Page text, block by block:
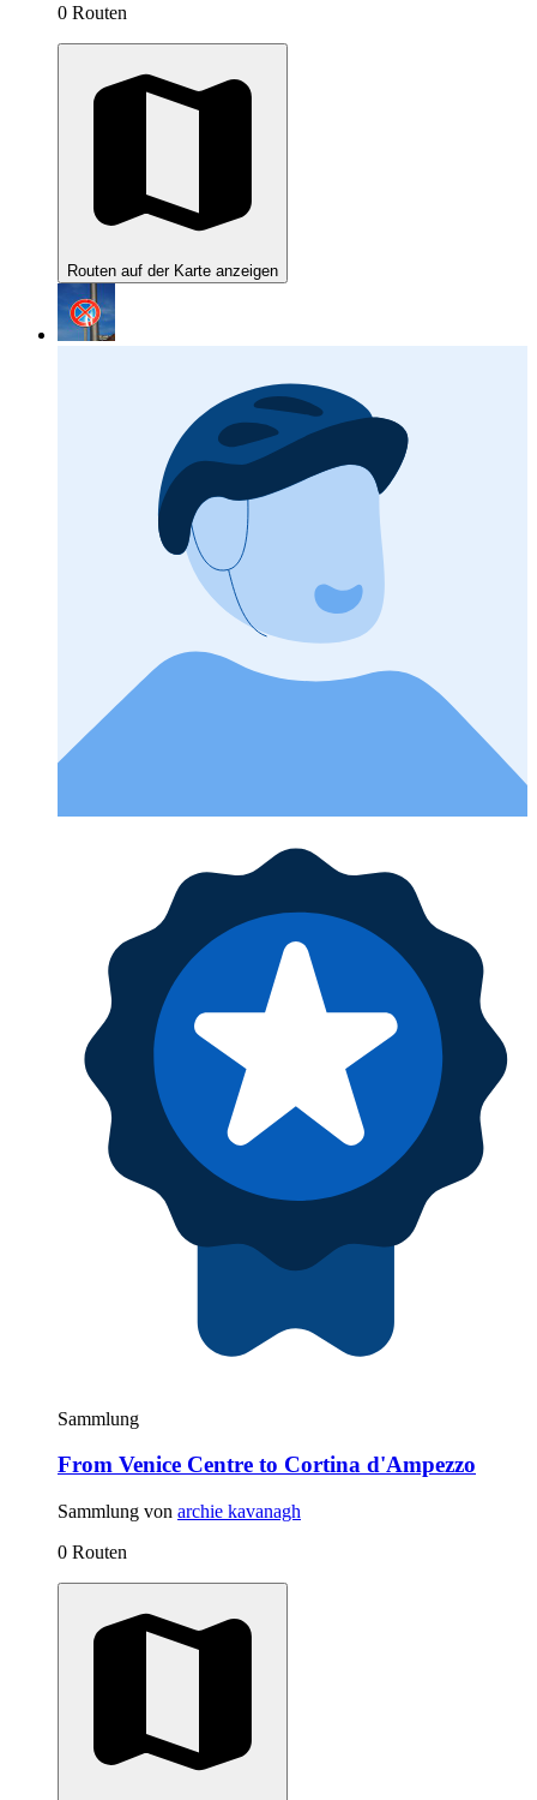
0 Routen
Routen auf der Karte anzeigen
Sammlung
From Venice Centre to Cortina d'Ampezzo
Sammlung von archie kavanagh
0 Routen